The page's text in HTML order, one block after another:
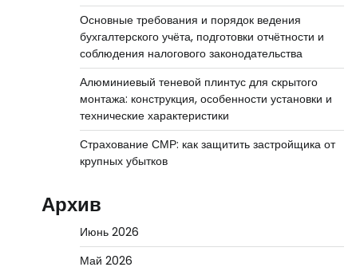
Основные требования и порядок ведения
бухгалтерского учёта, подготовки отчётности и
соблюдения налогового законодательства
Алюминиевый теневой плинтус для скрытого
монтажа: конструкция, особенности установки и
технические характеристики
Страхование СМР: как защитить застройщика от
крупных убытков
Архив
Июнь 2026
Май 2026